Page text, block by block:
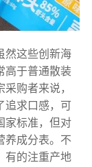
然这些创新海
高于普通散装
购者来说，
追求口感，可
家标准，但对
养成分表。不
有的注重产地